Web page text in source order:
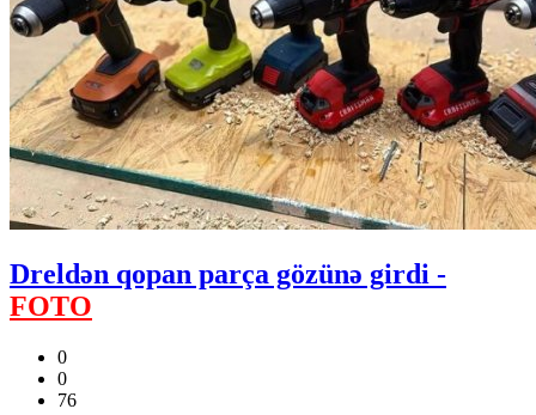
Dreldən qopan parça gözünə girdi -
FOTO
0
0
76